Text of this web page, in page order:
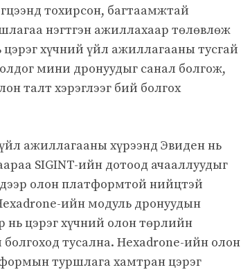
тохирсон, багтаамжтай
нэгтгэн ажиллахаар төлөвлөж
хүчний үйл ажиллагааны тусгай
мини дронуудыг санал болгож,
талт хэрэглээг бий болгох
ажиллагааны хүрээнд Эвиден нь
SIGINT-ийн дотоод ачааллуудыг
олон платформтой нийцтэй
ийн модуль дронуудын
нь цэрэг хүчний олон төрлийн
тусална. Hexadrone-ийн олон
туршлага хамтран цэрэг